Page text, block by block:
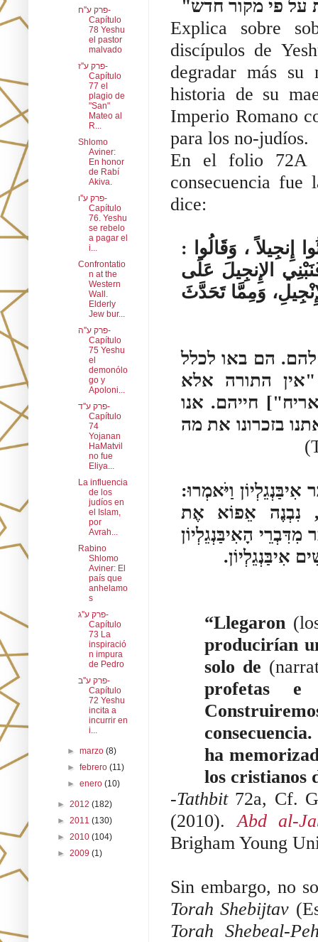
Explica sobre
discípulos de
degradar más
historia de su
Imperio Romano
para los no-judíos.
En el folio 72A
consecuencia fue
dice:
إِنجِيلاً ، وَقَالُوا :
الإِنجِيلَ عَلَى
وَمِمَّا تَحَدَّثَ
להם. הם באו לכלל
"אין התורה אלא
חייהם. אנו
בזכרונו את מה
וַיֹּאמְרוּ:
נִבְנֶה אֵפוֹא אֶת
הָאִיבַּנְגֵלְיוֹן
אִיבַּנְגֵלְיוֹן.
“Llegaron
producirían
solo de
profetas
ha
los cristianos
-Tathbit72a, Cf.
(2010).
Abd al-
Brigham Young
Sin embargo, no
Torah Shebijtav
Torah Shebeal-
פרק ע''ח-
Capítulo
78 Yeshu
el pastor
malvado
פרק ע''ז-
Capítulo
77 el
plagio de
"San"
Mateo al
R...
Shlomo
Aviner:
En honor
de Rabí
Akiva.
פרק ע''ו-
Capítulo
76. Yeshu
se rebelo
a pagar el
i...
Confrontatio
n at the
Western
Wall.
Elderly
Jew bur...
פרק ע''ה-
Capítulo
75 Yeshu
el
demonólo
go y
Apoloni...
פרק ע''ד-
Capítulo
74
Yojanan
HaMatvil
no fue
Eliya...
La influencia
de los
judíos en
el Islam,
por
Avrah...
Rabino
Shlomo
Aviner: El
país que
anhelamo
s
פרק ע''ג-
Capítulo
73 La
inspiració
n impura
de Pedro
פרק ע''ב-
Capítulo
72 Yeshu
incita a
incurrir en
i...
►marzo(8)
►febrero(11)
►enero(10)
► 2012 (182)
► 2011 (130)
► 2010 (104)
► 2009 (1)